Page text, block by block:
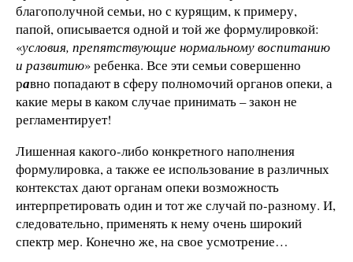
благополучной семьи, но с курящим, к примеру,
папой, описывается одной и той же формулировкой:
«условия, препятствующие нормальному воспитанию
и развитию» ребенка. Все эти семьи совершенно
равно попадают в сферу полномочий органов опеки, а
какие меры в каком случае принимать – закон не
регламентирует!
Лишенная какого-либо конкретного наполнения
формулировка, а также ее использование в различных
контекстах дают органам опеки возможность
интерпретировать один и тот же случай по-разному. И,
следовательно, применять к нему очень широкий
спектр мер. Конечно же, на свое усмотрение…